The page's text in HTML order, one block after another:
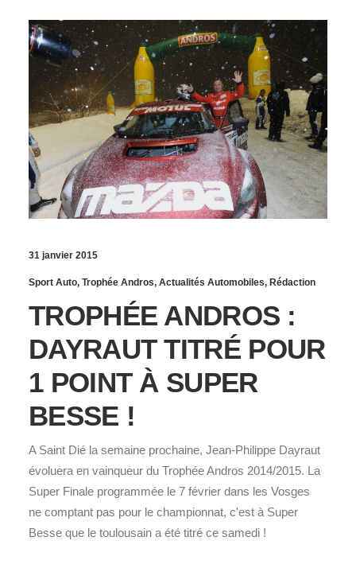
31 janvier 2015
Sport Auto, Trophée Andros, Actualités Automobiles, Rédaction
TROPHÉE ANDROS :
DAYRAUT TITRÉ POUR
1 POINT À SUPER
BESSE !
A Saint Dié la semaine prochaine, Jean-Philippe Dayraut
évoluera en vainqueur du Trophée Andros 2014/2015. La
Super Finale programmée le 7 février dans les Vosges
ne comptant pas pour le championnat, c'est à Super
Besse que le toulousain a été titré ce samedi !